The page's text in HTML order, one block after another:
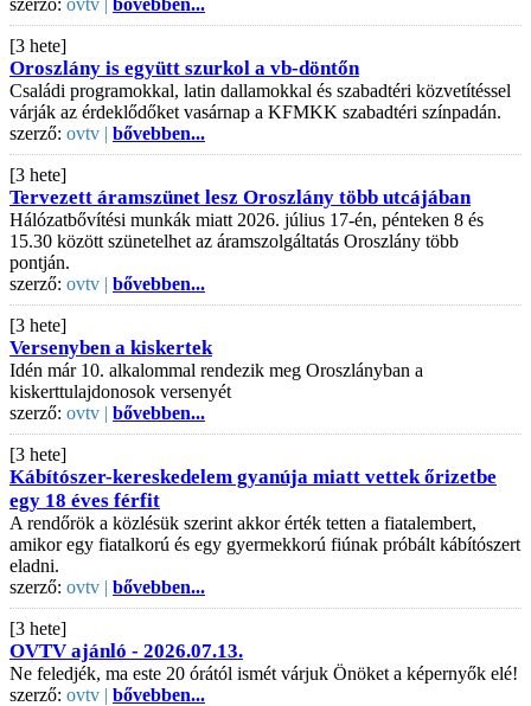
[3 hete]
Oroszlány is együtt szurkol a vb-döntőn
Családi programokkal, latin dallamokkal és szabadtéri közvetítéssel
várják az érdeklődőket vasárnap a KFMKK szabadtéri színpadán.
szerző: ovtv | bővebben...
[3 hete]
Tervezett áramszünet lesz Oroszlány több utcájában
Hálózatbővítési munkák miatt 2026. július 17-én, pénteken 8 és
15.30 között szünetelhet az áramszolgáltatás Oroszlány több
pontján.
szerző: ovtv | bővebben...
[3 hete]
Versenyben a kiskertek
Idén már 10. alkalommal rendezik meg Oroszlányban a
kiskerttulajdonosok versenyét
szerző: ovtv | bővebben...
[3 hete]
Kábítószer-kereskedelem gyanúja miatt vettek őrizetbe
egy 18 éves férfit
A rendőrök a közlésük szerint akkor érték tetten a fiatalembert,
amikor egy fiatalkorú és egy gyermekkorú fiúnak próbált kábítószert
eladni.
szerző: ovtv | bővebben...
[3 hete]
OVTV ajánló - 2026.07.13.
Ne feledjék, ma este 20 órától ismét várjuk Önöket a képernyők elé!
szerző: ovtv | bővebben...